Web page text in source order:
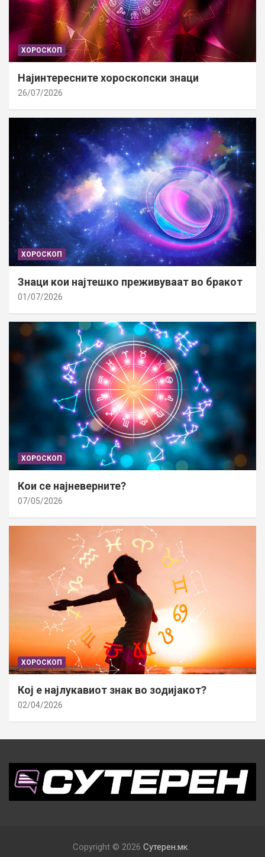
ХОРОСКОП
Најинтересните хороскопски знаци
26/07/2026
ХОРОСКОП
Знаци кои најтешко преживуваат во бракот
01/07/2026
ХОРОСКОП
Кои се најневерните?
07/05/2026
ХОРОСКОП
Кој е најлукавиот знак во зодијакот?
02/04/2026
Copyright © 2026 Сутерен.мк